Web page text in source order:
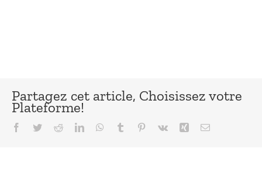
Partagez cet article, Choisissez votre
Plateforme!
Facebook
TwitterRedditLinkedInWhatsApp
Tumblr Pinterest
Vk Xing Email